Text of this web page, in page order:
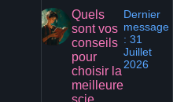
Quels
sont vos
conseils
pour
choisir la
meilleure
scie
Dernier
message
: 31
Juillet
2026